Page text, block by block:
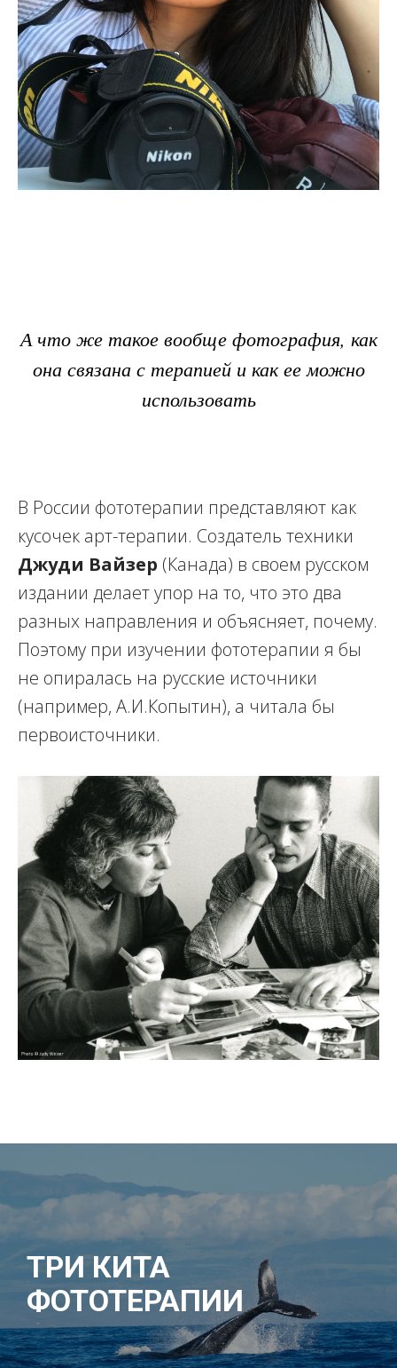
А что же такое вообще фотография, как
она связана с терапией и как ее можно
использовать
В России фототерапии представляют как
кусочек арт-терапии. Создатель техники
Джуди Вайзер (Канада) в своем русском
издании делает упор на то, что это два
разных направления и объясняет, почему.
Поэтому при изучении фототерапии я бы
не опиралась на русские источники
(например, А.И.Копытин), а читала бы
первоисточники.
ТРИ КИТА
ФОТОТЕРАПИИ